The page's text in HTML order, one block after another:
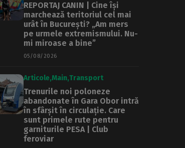
REPORTAJ CANIN | Cine își
marchează teritoriul cel mai
urât în București? „Am mers
pe urmele extremismului. Nu-
mi miroase a bine”
05/08/2026
Articole Main Transport
Trenurile noi poloneze
abandonate în Gara Obor intră
în sfârșit în circulație. Care
sunt primele rute pentru
garniturile PESA | Club
feroviar